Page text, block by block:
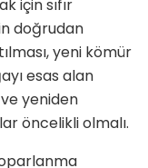
için sıfır
doğrudan
yeni kömür
esas alan
yeniden
öncelikli olmalı.